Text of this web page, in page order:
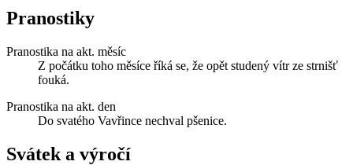
Pranostiky
Pranostika na akt. měsíc
Z počátku toho měsíce říká se, že opět studený vítr ze strnišť
fouká.
Pranostika na akt. den
Do svatého Vavřince nechval pšenice.
Svátek a výročí